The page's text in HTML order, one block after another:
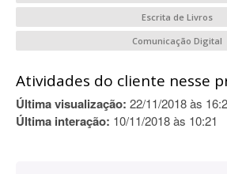
Escrita de Livros
Comunicação Digital
Atividades do cliente nesse
Última visualização: 22/11/2018 às
Última interação: 10/11/2018 às 10:21